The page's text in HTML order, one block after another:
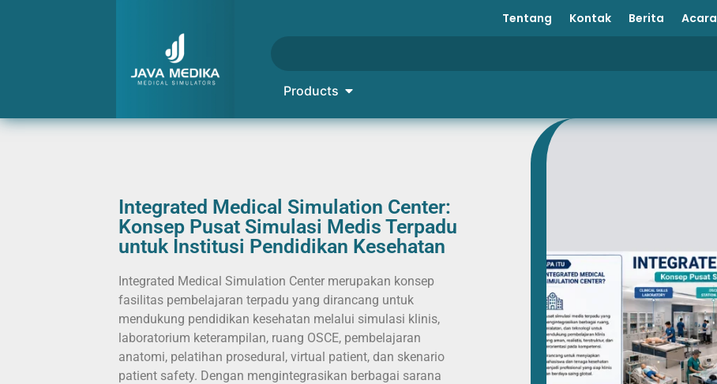
Tentang Kontak Berita Acara
Products
Integrated Medical Simulation Center:
Konsep Pusat Simulasi Medis Terpadu
untuk Institusi Pendidikan Kesehatan
Integrated Medical Simulation Center merupakan konsep
fasilitas pembelajaran terpadu yang dirancang untuk
mendukung pendidikan kesehatan melalui simulasi klinis,
laboratorium keterampilan, ruang OSCE, pembelajaran
anatomi, pelatihan prosedural, virtual patient, dan skenario
patient safety. Dengan mengintegrasikan berbagai sarana